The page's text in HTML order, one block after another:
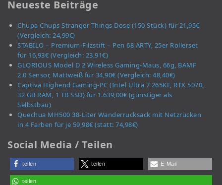
Neueste Beiträge
Chupa Chups Stranger Things Dose (150 Stück) für 21,95€
(Vergleich: 24,99€)
STABILO – Premium-Filzstift – Pen 68 ARTY, 25er Rollerset
für 16,93€ (Vergleich: 23,91€)
GLORIOUS Model D 2 Wireless Gaming-Maus, 66g, BAMF
2.0 Sensor, Mattweiß für 34,90€ (Vergleich: 48,40€)
Captiva Highend Gaming-PC (Intel Ultra 7 265KF, RTX 5070,
32 GB RAM, 1 TB SSD) für 1.639,00€ (günstiger als
Selbstbau)
Quechua MH500 38-Liter Wanderrucksack mit Netzrücken
in 4 Farben für je 59,98€ (statt: 74,98€)
Social Media / Teilen
teilen teilen E-Mail
teilen